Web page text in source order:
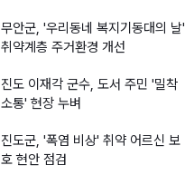
무안군, '우리동네 복지기동대의 날'
취약계층 주거환경 개선
진도 이재각 군수, 도서 주민 '밀착
소통' 현장 누벼
진도군, '폭염 비상' 취약 어르신 보
호 현안 점검